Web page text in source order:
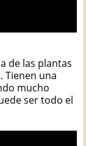
de las plantas
Tienen una
mucho
ser todo el